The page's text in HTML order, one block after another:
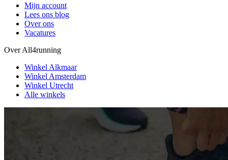
Mijn account
Lees ons blog
Over ons
Vacatures
Over All4running
Winkel Alkmaar
Winkel Amsterdam
Winkel Utrecht
Alle winkels